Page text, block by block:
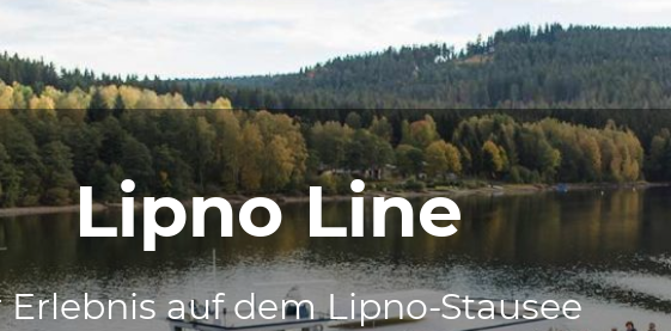
Lipno Line
Erlebnis auf dem Lipno-Stausee